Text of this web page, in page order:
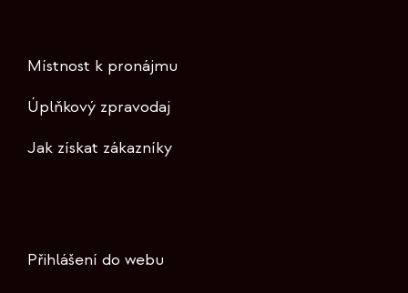
Místnost k pronájmu
Úplňkový zpravodaj
Jak získat zákazníky
Přihlášení do webu